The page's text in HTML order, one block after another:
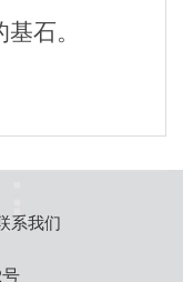
石。
系我们